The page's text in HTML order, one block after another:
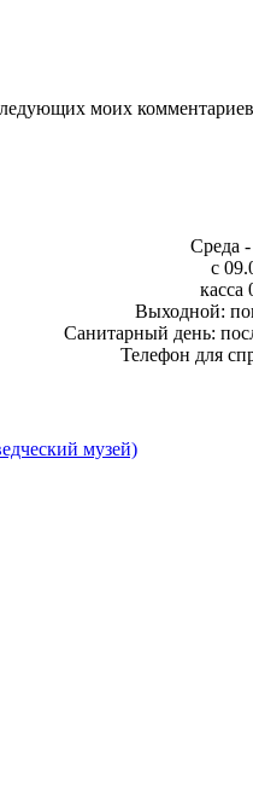
моих
Среда -
с
касса
Выходной:
Санитарный день:
Телефон для
музей)